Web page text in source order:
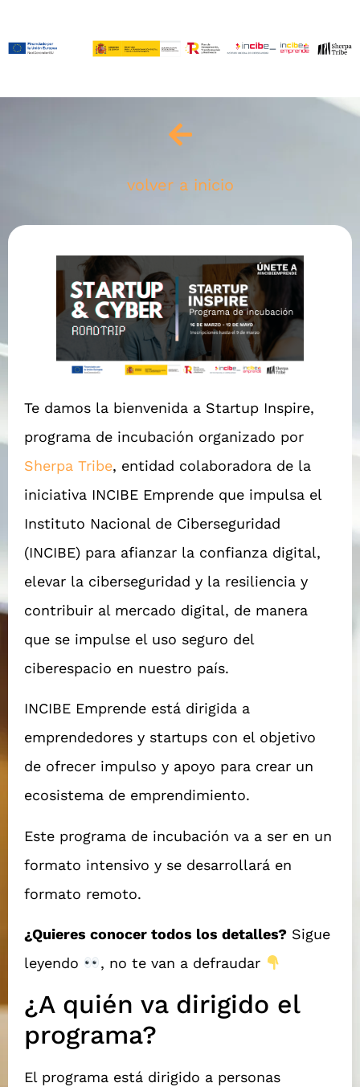
volver a inicio
Te damos la bienvenida a Startup Inspire,
programa de incubación organizado por
Sherpa Tribe, entidad colaboradora de la
iniciativa INCIBE Emprende que impulsa el
Instituto Nacional de Ciberseguridad
(INCIBE) para afianzar la confianza digital,
elevar la ciberseguridad y la resiliencia y
contribuir al mercado digital, de manera
que se impulse el uso seguro del
ciberespacio en nuestro país.
INCIBE Emprende está dirigida a
emprendedores y startups con el objetivo
de ofrecer impulso y apoyo para crear un
ecosistema de emprendimiento.
Este programa de incubación va a ser en un
formato intensivo y se desarrollará en
formato remoto.
¿Quieres conocer todos los detalles? Sigue
leyendo
, no te van a defraudar
¿A quién va dirigido el
programa?
El programa está dirigido a personas